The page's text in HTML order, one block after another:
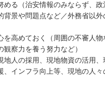
める（治安情報のみならず、政
背景や問題点など／外務省以
を高めておく（周囲の不審人物
察力を養う努力など）
地人の採用、現地物資の活用、
、インフラ向上等、現地の人々